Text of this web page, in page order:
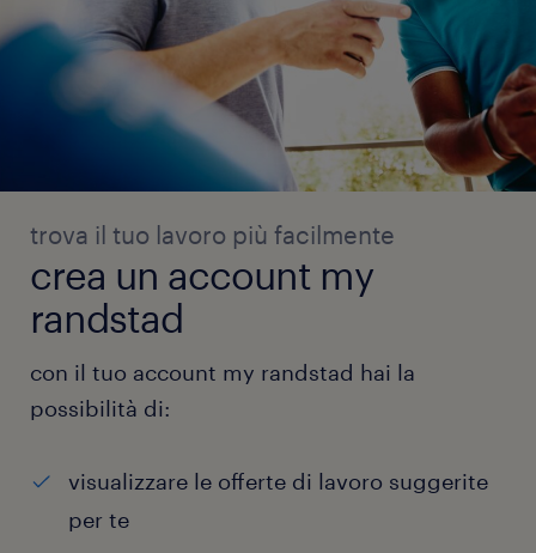
trova il tuo lavoro più facilmente
crea un account my
randstad
con il tuo account my randstad hai la
possibilità di:
visualizzare le offerte di lavoro suggerite
per te